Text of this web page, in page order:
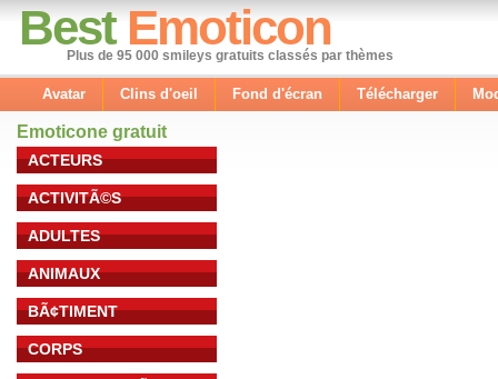
Best Emoticon
Plus de 95 000 smileys gratuits classés par thèmes
Avatar Clins d'oeil Fond d'écran Télécharger
Emoticone gratuit
ACTEURS
ACTIVITÃ©S
ADULTES
ANIMAUX
BÃ¢TIMENT
CORPS